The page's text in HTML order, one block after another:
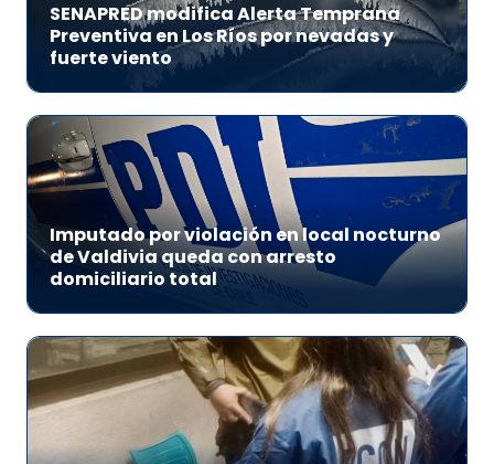
SENAPRED modifica Alerta Temprana
Preventiva en Los Ríos por nevadas y
fuerte viento
Imputado por violación en local nocturno
de Valdivia queda con arresto
domiciliario total